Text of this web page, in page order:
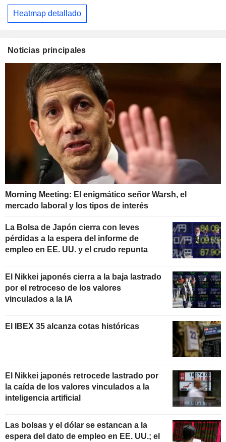
Heatmap detallado
Noticias principales
Morning Meeting: El enigmático señor Warsh, el
mercado laboral y los tipos de interés
La Bolsa de Japón cierra con leves
pérdidas a la espera del informe de
empleo en EE. UU. y el crudo repunta
El Nikkei japonés cierra a la baja lastrado
por el retroceso de los valores
vinculados a la IA
El IBEX 35 alcanza cotas históricas
El Nikkei japonés retrocede lastrado por
la caída de los valores vinculados a la
inteligencia artificial
Las bolsas y el dólar se estancan a la
espera del dato de empleo en EE. UU.; el